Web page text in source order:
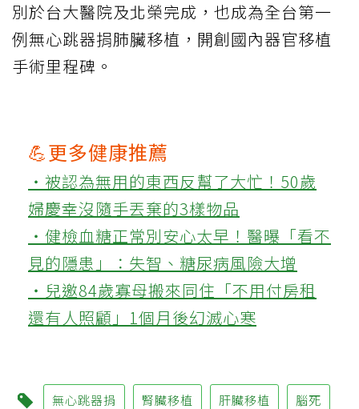
別於台大醫院及北榮完成，也成為全台第一
例無心跳器捐肺臟移植，開創國內器官移植
手術里程碑。
💪更多健康推薦
‧被認為無用的東西反幫了大忙！50歲
婦慶幸沒隨手丟棄的3樣物品
‧健檢血糖正常別安心太早！醫曝「看不
見的隱患」：失智、糖尿病風險大增
‧兒邀84歲寡母搬來同住「不用付房租
還有人照顧」1個月後幻滅心寒
無心跳器捐 腎臟移植 肝臟移植 腦死